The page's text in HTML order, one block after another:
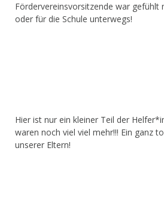
Fördervereinsvorsitzende war gefühlt
oder für die Schule unterwegs!
Hier ist nur ein kleiner Teil der
waren noch viel viel mehr!!! Ein ganz
unserer Eltern!